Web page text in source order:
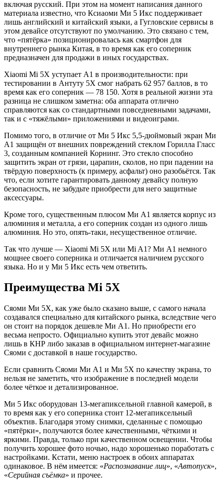
включая русский. При этом на момент написания данного
материала известно, что Ксиаоми Ми 5 Икс поддерживает
лишь английский и китайский языки, а Гугловские сервисы в
этом девайсе отсутствуют по умолчанию. Это связано с тем,
что «пятёрка» позиционировалась как смартфон для
внутреннего рынка Китая, в то время как его соперник
предназначен для продажи в иных государствах.
Хiaomi Mi 5X уступает A1 в производительности: при
тестировании в Антуту 5Х смог набрать 62 957 баллов, в то
время как его соперник — 78 150. Хотя в реальной жизни эта
разница не слишком заметна: оба аппарата отлично
справляются как со стандартными повседневными задачами,
так и с «тяжёлыми» приложениями и видеоиграми.
Помимо того, в отличие от Ми 5 Икс 5,5-дюймовый экран Ми
А1 защищён от внешних повреждений стеклом Горилла Гласс
3, созданным компанией Корнинг. Это стекло способно
защитить экран от грязи, царапин, сколов, но при падении на
твёрдую поверхность (к примеру, асфальт) оно разобьётся. Так
что, если хотите гарантировать данному девайсу полную
безопасность, не забудьте приобрести для него защитные
аксессуары.
Кроме того, существенным плюсом Ми А1 является корпус из
алюминия и металла, а его соперник создан из одного лишь
алюминия. Но это, опять-таки, несущественное отличие.
Так что лучше — Xiaomi Mi 5X или Mi A1? Ми А1 немного
мощнее своего соперника и отличается наличием русского
языка. Но и у Ми 5 Икс есть чем ответить.
Преимущества Mi 5X
Сяоми Ми 5Х, как уже было сказано выше, с самого начала
создавался специально для китайского рынка, вследствие чего
он стоит на порядок дешевле Ми А1. Но приобрести его
весьма непросто. Официально купить этот девайс можно
лишь в КНР либо заказав в официальном интернет-магазине
Сяоми с доставкой в наше государство.
Если сравнить Сяоми Ми А1 и Ми 5Х по качеству экрана, то
нельзя не заметить, что изображение в последней модели
более чёткое и детализированное.
Ми 5 Икс оборудован 13-мегапиксельной главной камерой, в
то время как у его соперника стоит 12-мегапиксельный
объектив. Благодаря этому снимки, сделанные с помощью
«пятёрки», получаются более качественными, чёткими и
яркими. Правда, только при качественном освещении. Чтобы
получить хорошее фото ночью, надо хорошенько поработать с
настройками. Кстати, меню настроек в обоих аппаратах
одинаковое. В нём имеется: «Распознавание лиц», «Автопуск»,
«Серийная съёмка» и прочее.